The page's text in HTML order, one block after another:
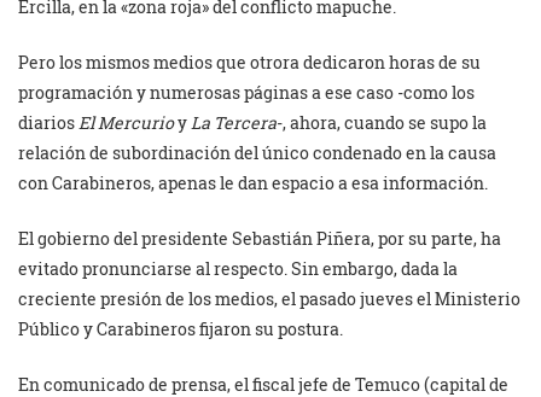
Ercilla, en la «zona roja» del conflicto mapuche.
Pero los mismos medios que otrora dedicaron horas de su
programación y numerosas páginas a ese caso -como los
diarios El Mercurioy La Tercera-, ahora, cuando se supo la
relación de subordinación del único condenado en la causa
con Carabineros, apenas le dan espacio a esa información.
El gobierno del presidente Sebastián Piñera, por su parte, ha
evitado pronunciarse al respecto. Sin embargo, dada la
creciente presión de los medios, el pasado jueves el Ministerio
Público y Carabineros fijaron su postura.
En comunicado de prensa, el fiscal jefe de Temuco (capital de